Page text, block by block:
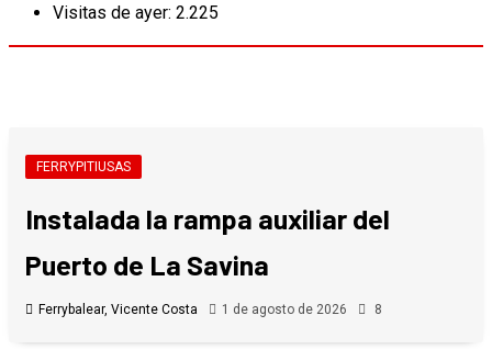
Visitas de ayer: 2.225
FERRYPITIUSAS
Instalada la rampa auxiliar del
Puerto de La Savina
Ferrybalear, Vicente Costa 1 de agosto de 2026 8